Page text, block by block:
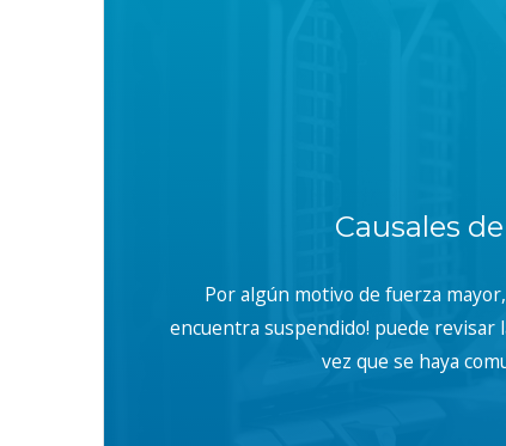
Causales
Por algún motivo de fuerza
encuentra suspendido! puede revisar
vez que se haya